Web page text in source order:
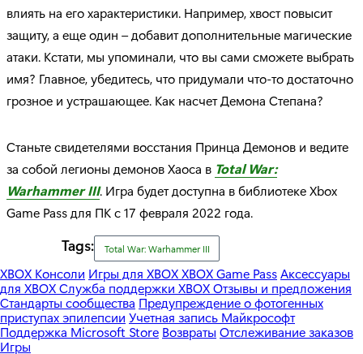
влиять на его характеристики. Например, хвост повысит
защиту, а еще один – добавит дополнительные магические
атаки. Кстати, мы упоминали, что вы сами сможете выбрать
имя? Главное, убедитесь, что придумали что-то достаточно
грозное и устрашающее. Как насчет Демона Степана?
Станьте свидетелями восстания Принца Демонов и ведите
за собой легионы демонов Хаоса в Total War:
Warhammer III. Игра будет доступна в библиотеке Xbox
Game Pass для ПК с 17 февраля 2022 года.
Tags: Total War: Warhammer III
XBOX Консоли Игры для XBOXXBOX Game PassАксессуары
для XBOXСлужба поддержки XBOXОтзывы и предложения
Стандарты сообщества Предупреждение о фотогенных
приступах эпилепсии Учетная запись Майкрософт
Поддержка Microsoft Store Возвраты Отслеживание заказов
Игры